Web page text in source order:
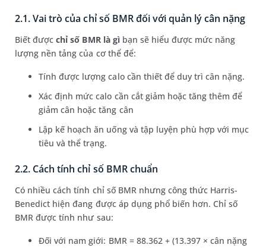
2.1. Vai trò của chỉ số BMR đối với quản lý cân nặng
Biết đượcchỉ số BMR là gìbạn sẽ hiểu được mức năng
lượng nền tảng của cơ thể để:
Tính được lượng calo cần thiết để duy trì cân nặng.
Xác định mức calo cần cắt giảm hoặc tăng thêm để
giảm cân hoặc tăng cân
Lập kế hoạch ăn uống và tập luyện phù hợp với mục
tiêu và thể trạng.
2.2. Cách tính chỉ số BMR chuẩn
Có nhiều cách tính chỉ số BMR nhưng công thức Harris-
Benedict hiện đang được áp dụng phổ biến hơn. Chỉ số
BMR được tính như sau:
Đối với nam giới: BMR = 88.362 + (13.397 × cân nặng